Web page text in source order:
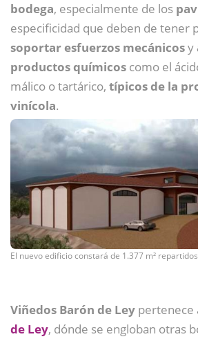
bodega, especialmente de los
especificidad que deben de tener
soportar esfuerzos mecánicosy
productos químicos como el
málico o tartárico, típicos de la
vinícola.
El nuevo edificio constará de 1.377 m²
Viñedos Barón de Ley pertenece
de Ley, dónde se engloban otras